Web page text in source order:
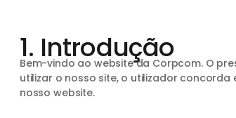
1. Introdução
Bem-vindo ao website da Corpcom. O
utilizar o nosso site, o utilizador
nosso website.